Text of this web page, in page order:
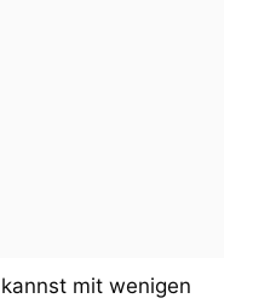
mit wenigen